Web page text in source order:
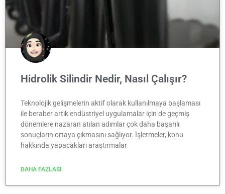
Hidrolik Silindir Nedir, Nasıl Çalışır?
Teknolojik gelişmelerin aktif olarak kullanılmaya başlaması
ile beraber artık endüstriyel uygulamalar için de geçmiş
dönemlere nazaran atılan adımlar çok daha başarılı
sonuçların ortaya çıkmasını sağlıyor. İşletmeler, konu
hakkında yapacakları araştırmalar
DAHA FAZLASI